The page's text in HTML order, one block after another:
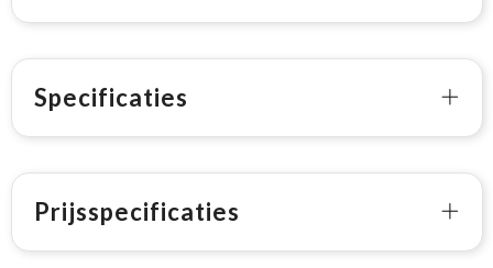
Specificaties
Prijsspecificaties